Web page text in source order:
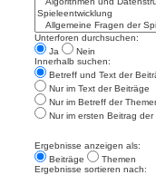
Unterforen durchsuchen:
Ja
Nein
Innerhalb suchen:
Betreff und Text der
Nur im Text der Beiträge
Nur im Betreff der
Nur im ersten Beitrag der
Ergebnisse anzeigen als:
Beiträge
Themen
Ergebnisse sortieren nach: